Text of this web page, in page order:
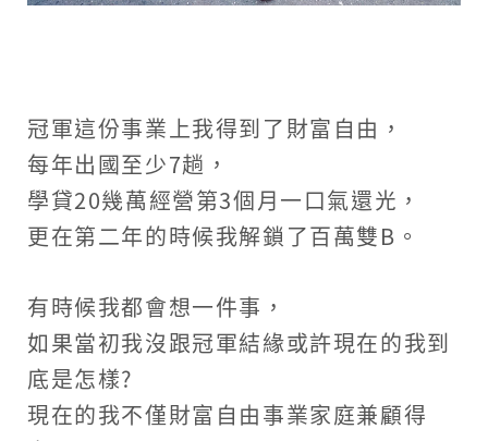
冠軍這份事業上我得到了財富自由，
每年出國至少7趟，
學貸20幾萬經營第3個月一口氣還光，
更在第二年的時候我解鎖了百萬雙B。
有時候我都會想一件事，
如果當初我沒跟冠軍結緣或許現在的我到
底是怎樣?
現在的我不僅財富自由事業家庭兼顧得